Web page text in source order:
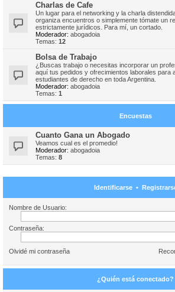
Charlas de Cafe
Un lugar para el networking y la charla
organiza encuentros o simplemente tómate un
estrictamente jurídicos. Para mí, un cortado.
Moderador: abogadoia
Temas: 12
Bolsa de Trabajo
¿Buscas trabajo o necesitas incorporar un
aquí tus pedidos y ofrecimientos laborales para
estudiantes de derecho en toda Argentina.
Moderador: abogadoia
Temas: 1
Encuestas
Cuanto Gana un Abogado
Veamos cual es el promedio!
Moderador: abogadoia
Temas: 8
Identificarse•
Nombre de Usuario:
Contraseña:
Olvidé mi contraseña
¿Quién está conectado?